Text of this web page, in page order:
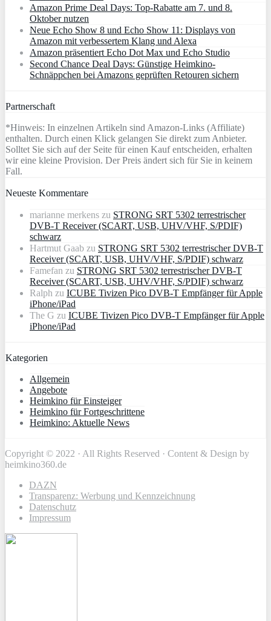
Amazon Prime Deal Days: Top-Rabatte am 7. und 8.
Oktober nutzen
Neue Echo Show 8 und Echo Show 11: Displays von
Amazon mit verbessertem Klang und Alexa
Amazon präsentiert Echo Dot Max und Echo Studio
Second Chance Deal Days: Günstige Heimkino-
Schnäppchen bei Amazons geprüften Retouren sichern
Partnerschaft
*Hinweis: In einzelnen Artikeln sind Amazon-Links (Affiliate)
enthalten. Durch einen Klick gelangen Sie direkt zum Anbieter.
Solltet Sie sich auf der Seite für einen Kauf entscheiden, erhalten
wir eine kleine Provision. Der Preis ändert sich für Sie in keinem
Fall.
Neueste Kommentare
marianne merkens zu STRONG SRT 5302 terrestrischer
DVB-T Receiver (SCART, USB, UHV/VHF, S/PDIF)
schwarz
Hartmut Gaab zu STRONG SRT 5302 terrestrischer DVB-T
Receiver (SCART, USB, UHV/VHF, S/PDIF) schwarz
Famefan zu STRONG SRT 5302 terrestrischer DVB-T
Receiver (SCART, USB, UHV/VHF, S/PDIF) schwarz
Ralph zu ICUBE Tivizen Pico DVB-T Empfänger für Apple
iPhone/iPad
The G zu ICUBE Tivizen Pico DVB-T Empfänger für Apple
iPhone/iPad
Kategorien
Allgemein
Angebote
Heimkino für Einsteiger
Heimkino für Fortgeschrittene
Heimkino: Aktuelle News
Copyright © 2022 · All Rights Reserved · Content & Design by
heimkino360.de
DAZN
Transparenz: Werbung und Kennzeichnung
Datenschutz
Impressum